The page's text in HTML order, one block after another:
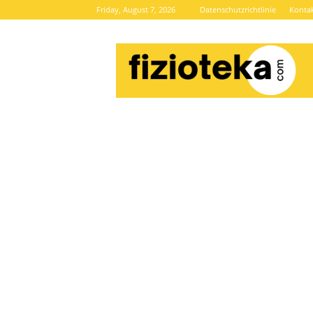
Friday, August 7, 2026 Datenschutzrichtlinie
Brze
vijesti